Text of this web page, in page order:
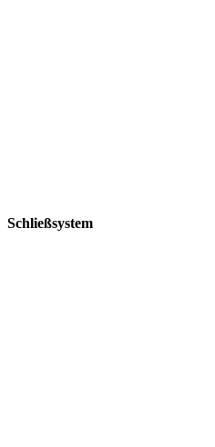
Schließsystem